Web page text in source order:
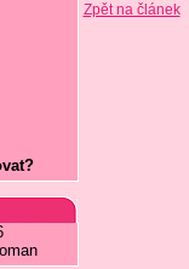
Zpět na článek